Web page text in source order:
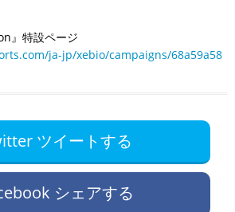
』特設ページ
ja-jp/xebio/campaigns/68a59a58
ツイートする
シェアする